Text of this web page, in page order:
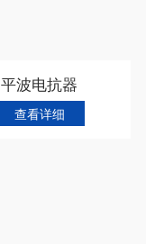
平波电抗器
查看详细